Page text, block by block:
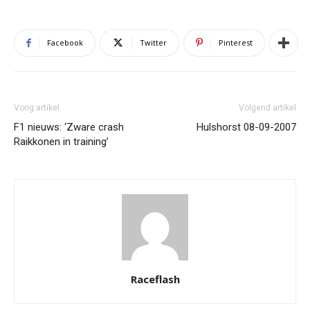
Facebook Twitter Pinterest
Vorig artikel
F1 nieuws: ‘Zware crash
Raikkonen in training’
Volgend artikel
Hulshorst 08-09-2007
Raceflash